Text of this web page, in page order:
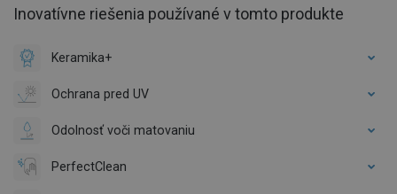
Inovatívne riešenia používané v tomto produkte
Keramika+
Ochrana pred UV
Odolnosť voči matovaniu
PerfectClean